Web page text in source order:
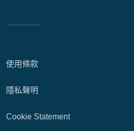
使用條款
隱私聲明
Cookie Statement